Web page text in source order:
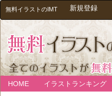
無料イラストのIMT 新規登録
HOME イラストランキング